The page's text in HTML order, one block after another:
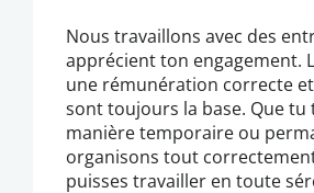
Nous travaillons avec des
apprécient ton engagement.
une rémunération correcte
sont toujours la base. Que tu
manière temporaire ou
organisons tout
puisses travailler en toute